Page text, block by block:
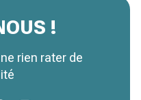
!
rien rater de